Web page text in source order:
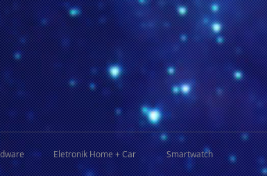
Eletronik Home + Car Smartwatch